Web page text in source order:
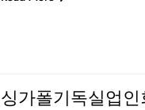
싱가폴기독실업